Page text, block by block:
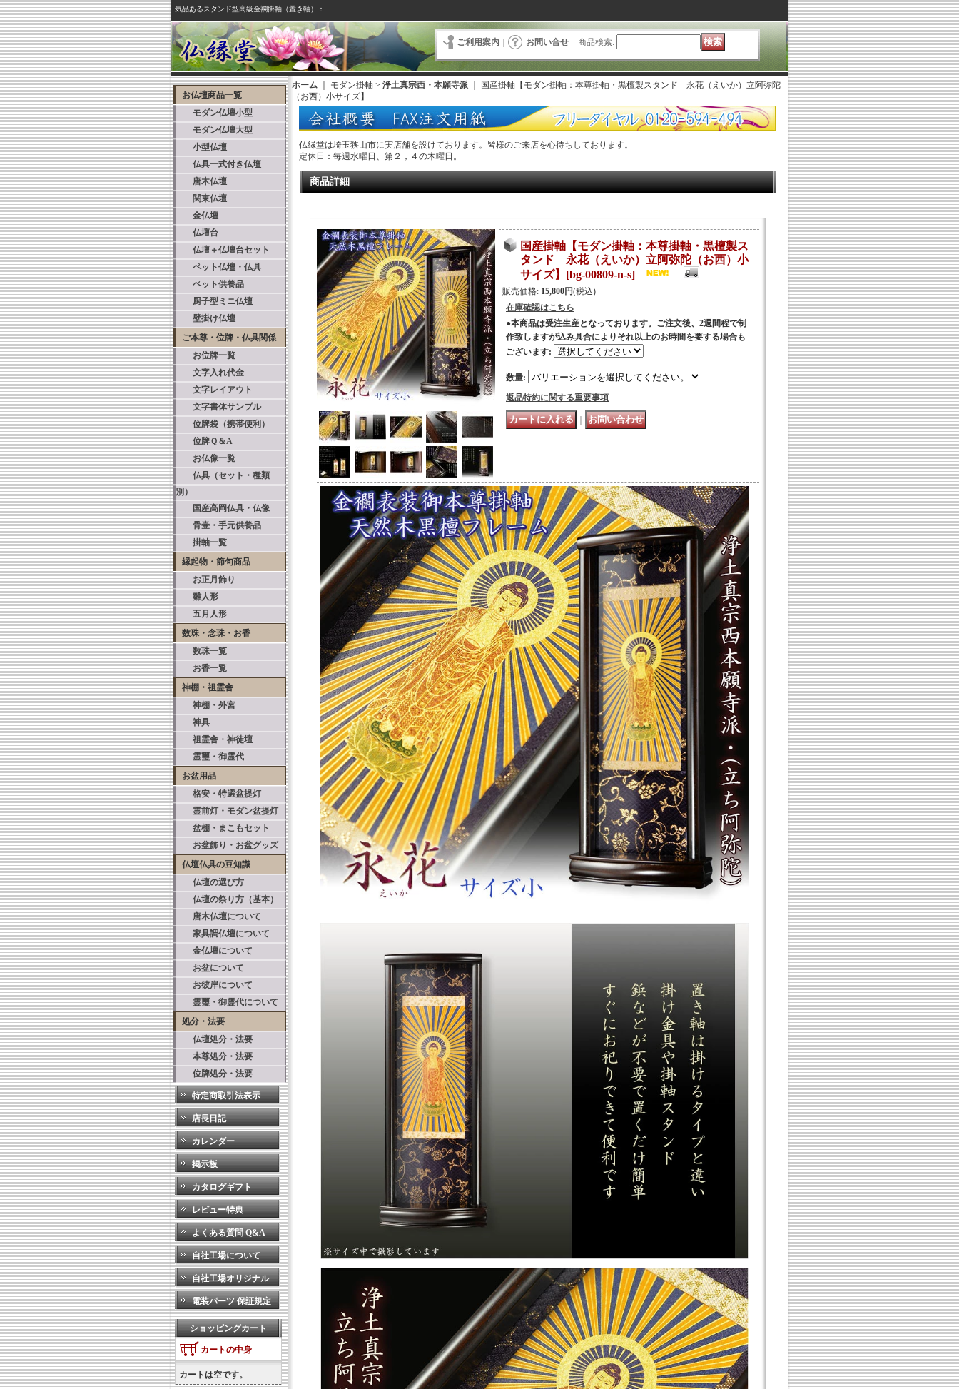
気品あるスタンド型高級金襴掛軸（置き軸）：
ご利用案内 お問い合せ 商品検索:
お仏壇商品一覧
モダン仏壇小型
モダン仏壇大型
小型仏壇
仏具一式付き仏壇
唐木仏壇
関東仏壇
金仏壇
仏壇台
仏壇＋仏壇台セット
ペット仏壇・仏具
ペット供養品
厨子型ミニ仏壇
壁掛け仏壇
ご本尊・位牌・仏具関係
お位牌一覧
文字入れ代金
文字レイアウト
文字書体サンプル
位牌袋（携帯便利）
位牌Ｑ＆A
お仏像一覧
仏具（セット・種類
別）
国産高岡仏具・仏像
骨壷・手元供養品
掛軸一覧
縁起物・節句商品
お正月飾り
雛人形
五月人形
数珠・念珠・お香
数珠一覧
お香一覧
神棚・祖霊舎
神棚・外宮
神具
祖霊舎・神徒壇
霊璽・御霊代
お盆用品
格安・特選盆提灯
霊前灯・モダン盆提灯
盆棚・まこもセット
お盆飾り・お盆グッズ
仏壇仏具の豆知識
仏壇の選び方
仏壇の祭り方（基本）
唐木仏壇について
家具調仏壇について
金仏壇について
お盆について
お彼岸について
霊璽・御霊代について
処分・法要
仏壇処分・法要
本尊処分・法要
位牌処分・法要
特定商取引法表示
店長日記
カレンダー
掲示板
カタログギフト
レビュー特典
よくある質問 Q&A
自社工場について
自社工場オリジナル
電装パーツ 保証規定
ショッピングカート
カートの中身
カートは空です。
ホーム ｜ モダン掛軸 > 浄土真宗西・本願寺派
国産掛軸【モダン掛軸：本尊掛軸・黒檀製スタンド 永花（えいか）立阿弥陀
（お西）小サイズ】
仏縁堂は埼玉狭山市に実店舗を設けております。皆様のご来店を心待ちしております。
定休日：毎週水曜日、第２，４の木曜日。
商品詳細
国産掛軸【モダン掛軸：本尊掛軸・黒檀製ス
タンド 永花（えいか）立阿弥陀（お西）小
サイズ】 [bg-00809-n-s]
販売価格: 15,800円(税込)
在庫確認はこちら
●本商品は受注生産となっております。ご注文後、2週間程で制
作致しますが込み具合によりそれ以上のお時間を要する場合も
ございます:
数量:
返品特約に関する重要事項